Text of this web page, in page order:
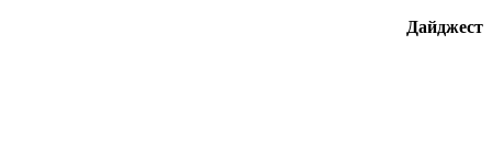
Дайджест